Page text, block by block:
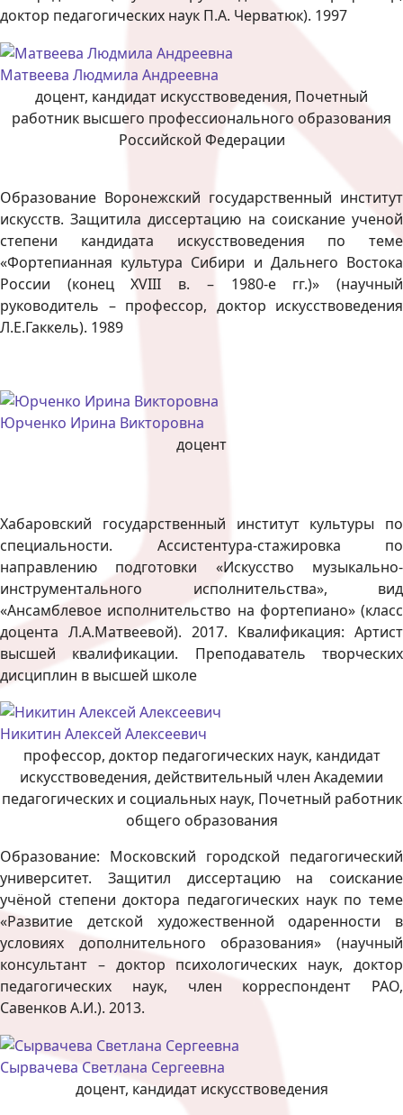
доктор педагогических наук П.А. Черватюк). 1997
Матвеева Людмила Андреевна
доцент, кандидат искусствоведения, Почетный
работник высшего профессионального образования
Российской Федерации
Образование Воронежский государственный институт
искусств. Защитила диссертацию на соискание ученой
степени кандидата искусствоведения по теме
«Фортепианная культура Сибири и Дальнего Востока
России (конец XVIII в. – 1980-е гг.)» (научный
руководитель – профессор, доктор искусствоведения
Л.Е.Гаккель). 1989
Юрченко Ирина Викторовна
доцент
Хабаровский государственный институт культуры по
специальности. Ассистентура-стажировка по
направлению подготовки «Искусство музыкально-
инструментального исполнительства», вид
«Ансамблевое исполнительство на фортепиано» (класс
доцента Л.А.Матвеевой). 2017. Квалификация: Артист
высшей квалификации. Преподаватель творческих
дисциплин в высшей школе
Никитин Алексей Алексеевич
профессор, доктор педагогических наук, кандидат
искусствоведения, действительный член Академии
педагогических и социальных наук, Почетный работник
общего образования
Образование: Московский городской педагогический
университет. Защитил диссертацию на соискание
учёной степени доктора педагогических наук по теме
«Развитие детской художественной одаренности в
условиях дополнительного образования» (научный
консультант – доктор психологических наук, доктор
педагогических наук, член корреспондент РАО,
Савенков А.И.). 2013.
Сырвачева Светлана Сергеевна
доцент, кандидат искусствоведения